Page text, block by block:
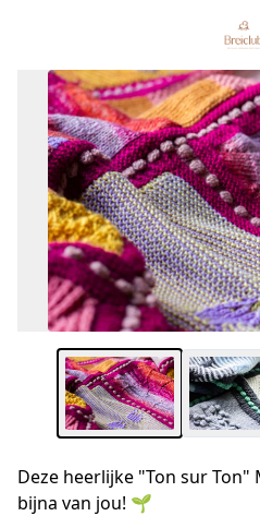
Deze heerlijke "Ton sur
bijna van jou! 🌱